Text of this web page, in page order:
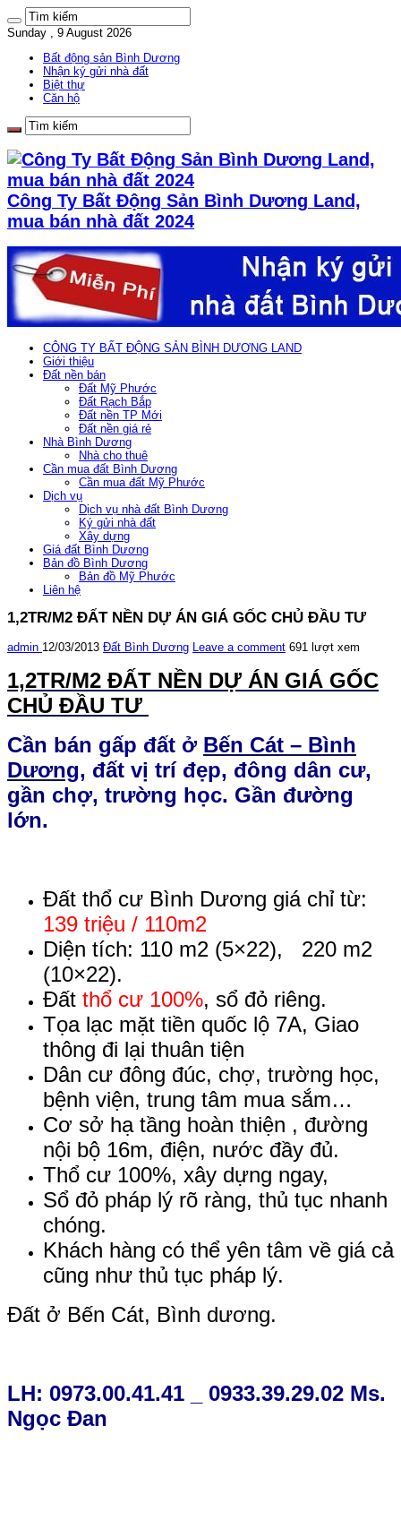
Sunday , 9 August 2026
Bất động sản Bình Dương
Nhận ký gửi nhà đất
Biệt thự
Căn hộ
Công Ty Bất Động Sản Bình Dương Land,
mua bán nhà đất 2024
CÔNG TY BẤT ĐỘNG SẢN BÌNH DƯƠNG LAND
Giới thiệu
Đất nền bán
Đất Mỹ Phước
Đất Rạch Bắp
Đất nền TP Mới
Đất nền giá rẻ
Nhà Bình Dương
Nhà cho thuê
Cần mua đất Bình Dương
Cần mua đất Mỹ Phước
Dịch vụ
Dịch vụ nhà đất Bình Dương
Ký gửi nhà đất
Xây dựng
Giá đất Bình Dương
Bản đồ Bình Dương
Bản đồ Mỹ Phước
Liên hệ
1,2TR/M2 ĐẤT NỀN DỰ ÁN GIÁ GỐC CHỦ ĐẦU TƯ
admin 12/03/2013 Đất Bình Dương Leave a comment 691 lượt xem
1,2TR/M2 ĐẤT NỀN DỰ ÁN GIÁ GỐC
CHỦ ĐẦU TƯ
Cần bán gấp đất ở Bến Cát – Bình
Dương, đất vị trí đẹp, đông dân cư,
gần chợ, trường học. Gần đường
lớn.
Đất thổ cư Bình Dương giá chỉ từ:
139 triệu / 110m2
Diện tích: 110 m2 (5×22), 220 m2
(10×22).
Đất thổ cư 100%, sổ đỏ riêng.
Tọa lạc mặt tiền quốc lộ 7A, Giao
thông đi lại thuân tiện
Dân cư đông đúc, chợ, trường học,
bệnh viện, trung tâm mua sắm…
Cơ sở hạ tầng hoàn thiện , đường
nội bộ 16m, điện, nước đầy đủ.
Thổ cư 100%, xây dựng ngay,
Sổ đỏ pháp lý rõ ràng, thủ tục nhanh
chóng.
Khách hàng có thể yên tâm về giá cả
cũng như thủ tục pháp lý.
Đất ở Bến Cát, Bình dương.
LH: 0973.00.41.41 _ 0933.39.29.02 Ms.
Ngọc Đan